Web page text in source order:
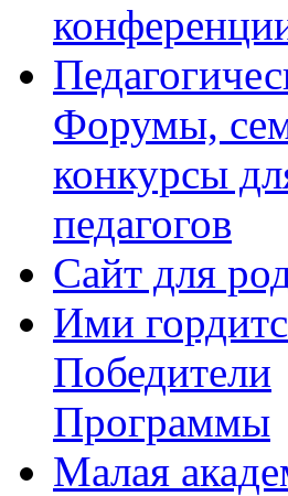
Форумы,
конкурсы
педагогов
Сайт для
Ими
Победители
Программы
Малая